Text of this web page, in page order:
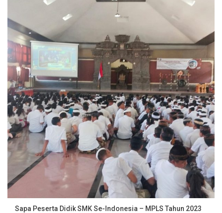
Sapa Peserta Didik SMK Se-Indonesia – MPLS Tahun 2023